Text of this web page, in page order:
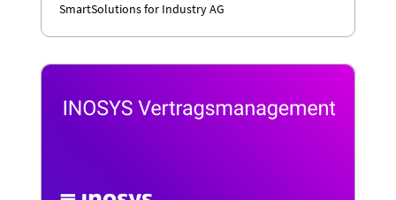
SmartSolutions for Industry AG